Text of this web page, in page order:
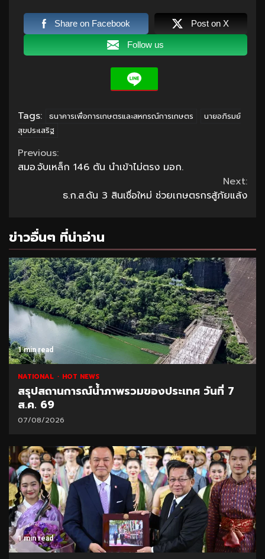
Share on Facebook Post on X
Follow us
Tags: ธนาคารเพื่อการเกษตรและสหกรณ์การเกษตร
นายอภิรมย์
สุขประเสริฐ
Continue
Reading
Previous:
สมอ.จับเหล็ก 146 ตัน นำเข้าไม่ตรง มอก.
Next:
ธ.ก.ส.ดัน 3 สินเชื่อใหม่ ช่วยเกษตรกรสู้ภัยแล้ง
ข่าวอื่นๆ ที่น่าอ่าน
1 min read
NATIONAL HOT NEWS
สรุปสถานการณ์น้ำภาพรวมของประเทศ วันที่ 7
ส.ค. 69
07/08/2026
1 min read